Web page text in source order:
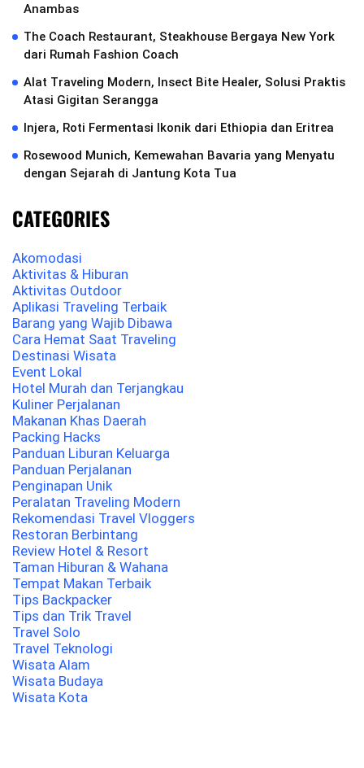
Anambas
The Coach Restaurant, Steakhouse Bergaya New York
dari Rumah Fashion Coach
Alat Traveling Modern, Insect Bite Healer, Solusi Praktis
Atasi Gigitan Serangga
Injera, Roti Fermentasi Ikonik dari Ethiopia dan Eritrea
Rosewood Munich, Kemewahan Bavaria yang Menyatu
dengan Sejarah di Jantung Kota Tua
CATEGORIES
Akomodasi
Aktivitas & Hiburan
Aktivitas Outdoor
Aplikasi Traveling Terbaik
Barang yang Wajib Dibawa
Cara Hemat Saat Traveling
Destinasi Wisata
Event Lokal
Hotel Murah dan Terjangkau
Kuliner Perjalanan
Makanan Khas Daerah
Packing Hacks
Panduan Liburan Keluarga
Panduan Perjalanan
Penginapan Unik
Peralatan Traveling Modern
Rekomendasi Travel Vloggers
Restoran Berbintang
Review Hotel & Resort
Taman Hiburan & Wahana
Tempat Makan Terbaik
Tips Backpacker
Tips dan Trik Travel
Travel Solo
Travel Teknologi
Wisata Alam
Wisata Budaya
Wisata Kota